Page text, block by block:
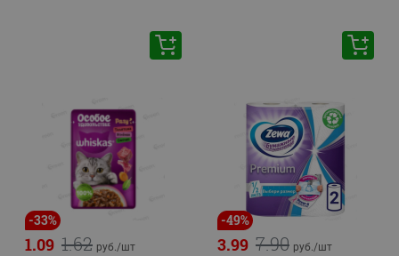
-33%
1.62
1.09 руб./шт
-49%
7.90
3.99 руб./шт